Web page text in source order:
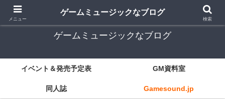
ゲーム音楽とレトロゲー中心
ゲームミュージックなブログ
イベント＆発売予定表 GM資料室
同人誌 Gamesound.jp
メニュー
ゲームミュージックなブログ
検索